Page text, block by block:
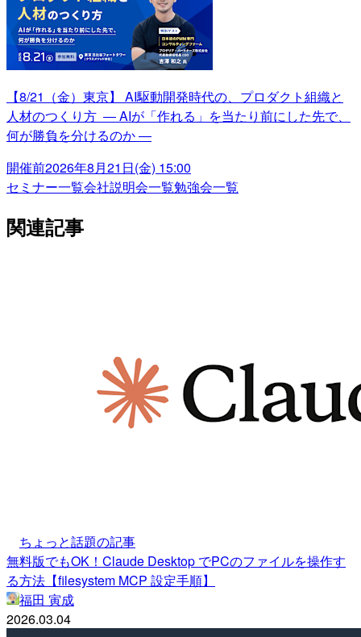
【8/21（金）東京】 AI駆動開発時代の、プロダクト組織と
人材のつくり方 ― AIが「作れる」を当たり前にした先で、
何が勝負を分けるのか ―
開催前2026年8月21日(金) 15:00
セミナー一覧会社説明会一覧勉強会一覧
関連記事
ちょっと話題の記事
無料版でもOK！Claude Desktop でPCのファイルを操作す
る方法【filesystem MCP 設定手順】
福田 寅成
2026.03.04